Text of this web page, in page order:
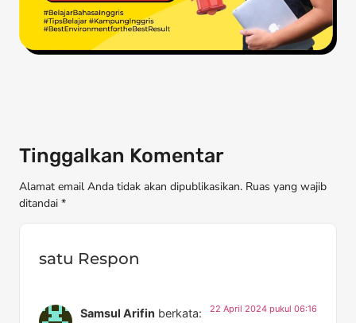
Tinggalkan Komentar
Alamat email Anda tidak akan dipublikasikan. Ruas yang wajib
ditandai *
satu Respon
Samsul Arifin berkata: 22 April 2024 pukul 06:16